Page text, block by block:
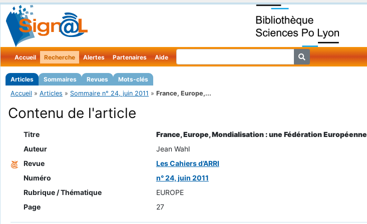
Accueil Recherche
Articles Sommaires Revues Mots-clés
Alertes Partenaires Aide
Accueil » Articles » Sommaire n° 24, juin 2011 » France, Europe,...
Contenu de l'article
Titre
France, Europe, Mondialisation : une Fédération Européenne
Auteur
Jean Wahl
Revue
Les Cahiers d’ARRI
Numéro
n° 24, juin 2011
Rubrique / Thématique
EUROPE
Page
27